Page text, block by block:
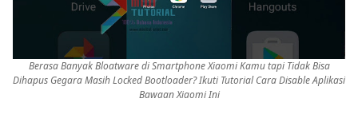
Berasa Banyak Bloatware di Smartphone Xiaomi Kamu tapi Tidak Bisa
Dihapus Gegara Masih Locked Bootloader? Ikuti Tutorial Cara Disable Aplikasi
Bawaan Xiaomi Ini